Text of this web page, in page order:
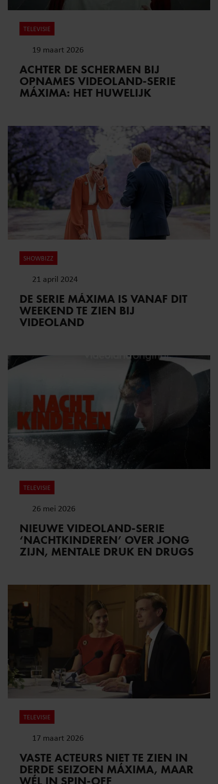
TELEVISIE
19 maart 2026
ACHTER DE SCHERMEN BIJ
OPNAMES VIDEOLAND-SERIE
MÁXIMA: HET HUWELIJK
SHOWBIZZ
21 april 2024
DE SERIE MÁXIMA IS VANAF DIT
WEEKEND TE ZIEN BIJ
VIDEOLAND
TELEVISIE
26 mei 2026
NIEUWE VIDEOLAND-SERIE
‘NACHTKINDEREN’ OVER JONG
ZIJN, MENTALE DRUK EN DRUGS
TELEVISIE
17 maart 2026
VASTE ACTEURS NIET TE ZIEN IN
DERDE SEIZOEN MÁXIMA, MAAR
WÉL IN SPIN-OFF